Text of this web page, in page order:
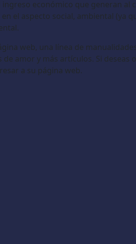
económico que generan al
el aspecto social, ambiental (ya
web, una línea de
amor y más artículos. Si
a su página web.